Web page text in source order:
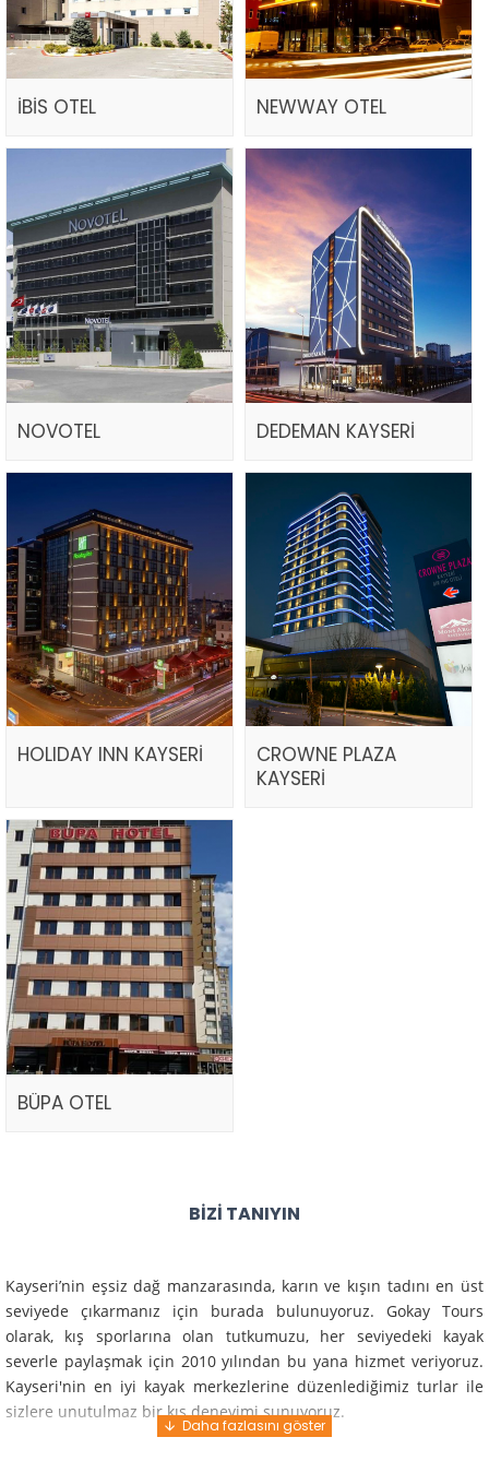
İBİS OTEL NEWWAY OTEL
NOVOTEL DEDEMAN KAYSERİ
HOLIDAY INN KAYSERİ
CROWNE PLAZA
KAYSERİ
BÜPA OTEL
BIZI TANIYIN
Kayseri’nin eşsiz dağ manzarasında, karın ve kışın tadını en üst
seviyede çıkarmanız için burada bulunuyoruz. Gokay Tours
olarak, kış sporlarına olan tutkumuzu, her seviyedeki kayak
severle paylaşmak için 2010 yılından bu yana hizmet veriyoruz.
Kayseri'nin en iyi kayak merkezlerine düzenlediğimiz turlar ile
sizlere unutulmaz bir kış deneyimi sunuyoruz.